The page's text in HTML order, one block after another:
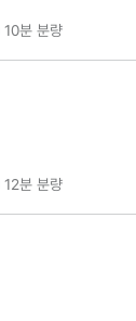
10분 분량
12분 분량